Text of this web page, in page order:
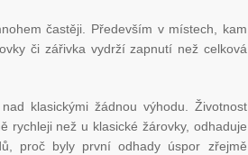
častěji. Především v místech, kam
či zářivka vydrží zapnutí než celková
klasickými žádnou výhodu. Životnost
rychleji než u klasické žárovky, odhaduje
proč byly první odhady úspor zřejmě